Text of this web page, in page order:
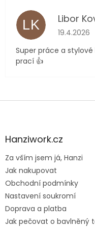
LK Libor
19.4.2026
Super práce a
prací 👍
Z
aHanziwork.cz
Za vším jsem já, Hanzi
Jak nakupovat
Obchodní podmínky
Nastavení soukromí
Doprava a platba
Jak pečovat o bavlněný